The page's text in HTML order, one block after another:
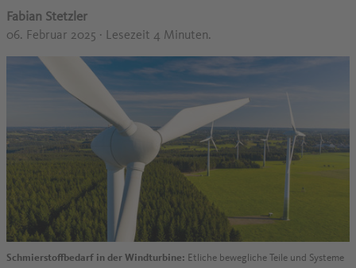
Fabian Stetzler
06. Februar 2025 · Lesezeit 4 Minuten.
Schmierstoffbedarf in der Windturbine: Etliche bewegliche Teile und Systeme